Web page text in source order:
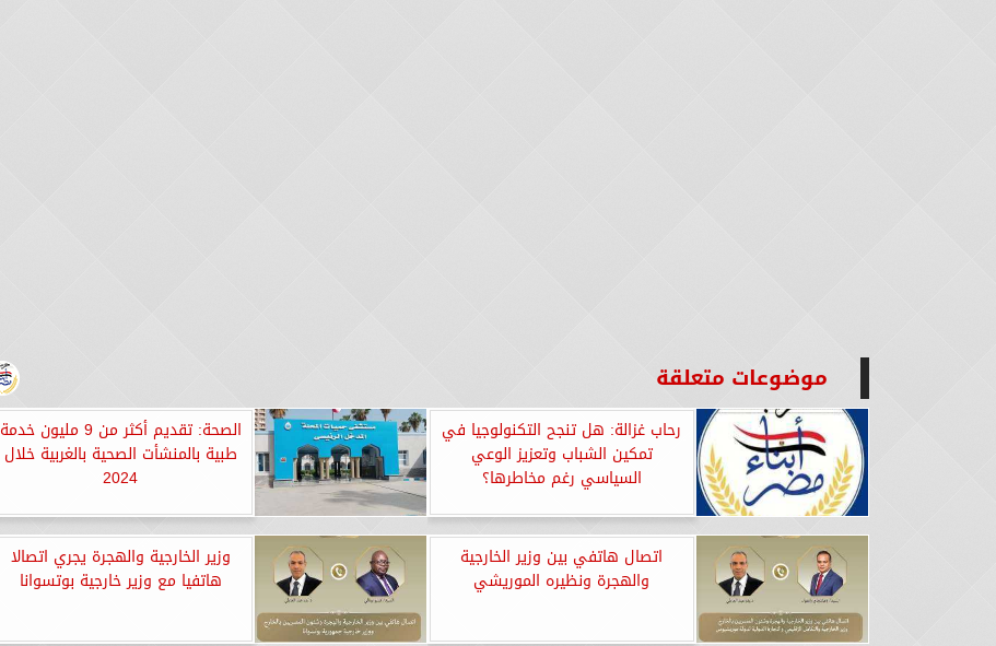
موضوعات متعلقة
رحاب غزالة: هل تنجح التكنولوجيا في
تمكين الشباب وتعزيز الوعي
السياسي رغم مخاطرها؟
الصحة: تقديم أكثر من 9 مليون خدمة
طبية بالمنشأت الصحية بالغربية خلال
2024
اتصال هاتفي بين وزير الخارجية
والهجرة ونظيره الموريشي
وزير الخارجية والهجرة يجري اتصالا
هاتفيا مع وزير خارجية بوتسوانا